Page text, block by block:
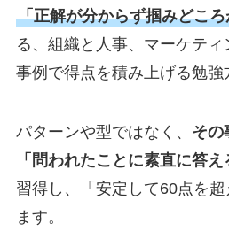
「正解が分からず掴みどこ
る、組織と人事、マーケテ
事例で得点を積み上げる勉強
パターンや型ではなく、 その
「問われたことに素直に答
習得し、「安定して60点を
ます。